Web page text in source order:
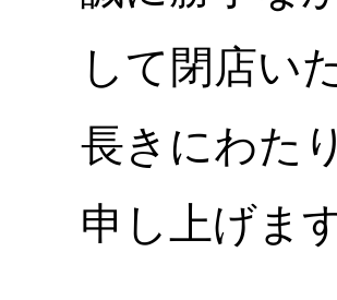
して閉店い
長きにわた
申し上げます